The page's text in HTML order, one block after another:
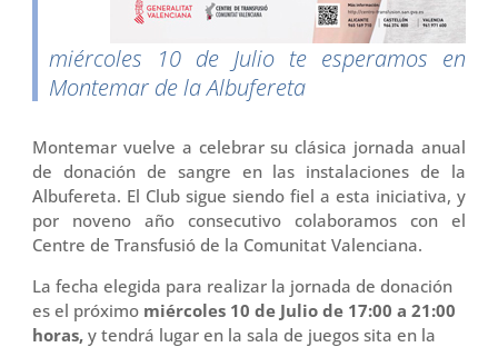
miércoles 10 de Julio te esperamos en
Montemar de la Albufereta
Montemar vuelve a celebrar su clásica jornada anual
de donación de sangre en las instalaciones de la
Albufereta. El Club sigue siendo fiel a esta iniciativa, y
por noveno año consecutivo colaboramos con el
Centre de Transfusió de la Comunitat Valenciana.
La fecha elegida para realizar la jornada de donación
es el próximo miércoles 10 de Julio de 17:00 a 21:00
horas, y tendrá lugar en la sala de juegos sita en la